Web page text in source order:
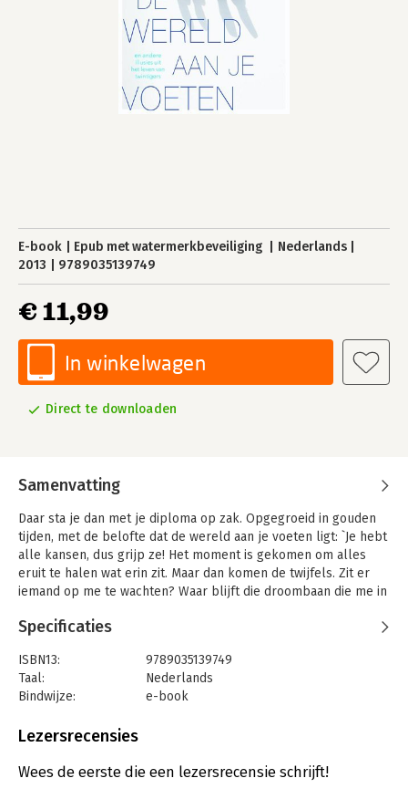
E-book Epub met watermerkbeveiliging
Nederlands
2013
9789035139749
€ 11,99
In winkelwagen
Direct te downloaden
Samenvatting
Daar sta je dan met je diploma op zak. Opgegroeid in gouden
tijden, met de belofte dat de wereld aan je voeten ligt: `Je hebt
alle kansen, dus grijp ze! Het moment is gekomen om alles
eruit te halen wat erin zit. Maar dan komen de twijfels. Zit er
iemand op me te wachten? Waar blijft die droombaan die me in
anderen?
moet doen wat je leuk vindt, maar kan dat wel? En wat vinden
we dan `echt leuk? De angst voor de middelmaat is groot,
zeker nu het via sociale media mogelijk is om ieders slagen in
De druk om te presteren op allerlei vlakken is voor veel
gestrest te raken of te verzinken in lethargie. Stellen
Specificaties
ISBN13:
9789035139749
Taal:
Nederlands
Bindwijze:
e-book
Bestandsformaat:
Verschijningsdatum:
28-2-2013
Lezersrecensies
Wees de eerste die een lezersrecensie schrijft!